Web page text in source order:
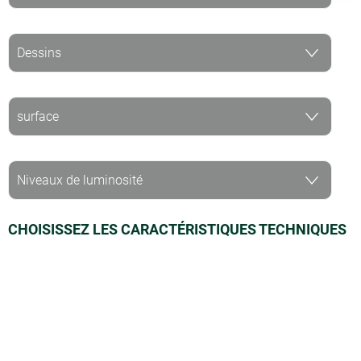
CHOISISSEZ LES CARACTÉRISTIQUES TECHNIQUES